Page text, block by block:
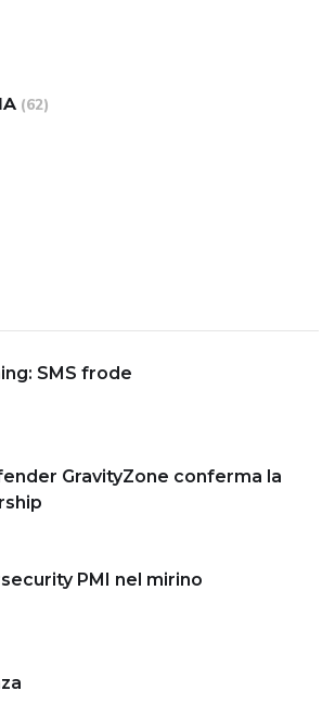
(62)
SMS frode
GravityZone conferma la
PMI nel mirino